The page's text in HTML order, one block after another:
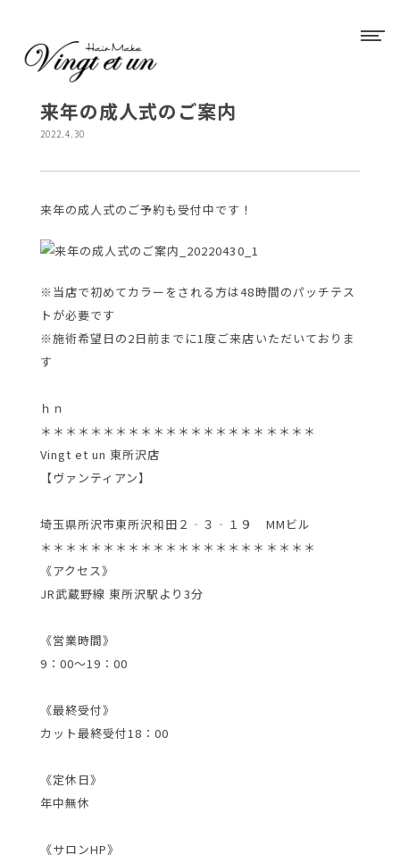
来年の成人式のご案内
2022.4.30
来年の成人式のご予約も受付中です！
※当店で初めてカラーをされる方は48時間のパッチテス
トが必要です
※施術希望日の2日前までに1度ご来店いただいておりま
す
ｈｎ
＊＊＊＊＊＊＊＊＊＊＊＊＊＊＊＊＊＊＊＊＊＊
Vingt et un 東所沢店
【ヴァンティアン】
埼玉県所沢市東所沢和田２‐３‐１９ MMビル
＊＊＊＊＊＊＊＊＊＊＊＊＊＊＊＊＊＊＊＊＊＊
《アクセス》
JR武蔵野線 東所沢駅より3分
《営業時間》
9：00～19：00
《最終受付》
カット最終受付18：00
《定休日》
年中無休
《サロンHP》